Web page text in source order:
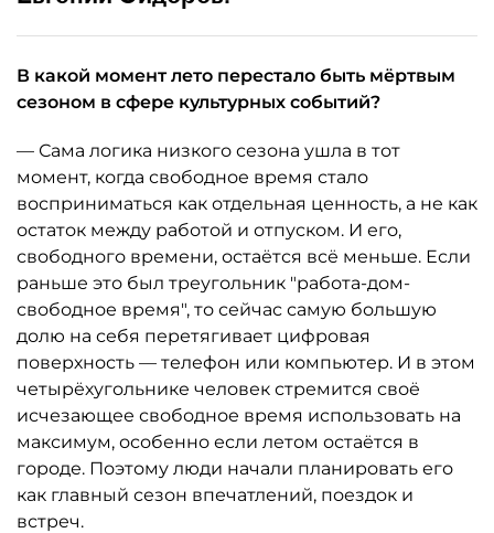
В какой момент лето перестало быть мёртвым
сезоном в сфере культурных событий?
— Сама логика низкого сезона ушла в тот
момент, когда свободное время стало
восприниматься как отдельная ценность, а не как
остаток между работой и отпуском. И его,
свободного времени, остаётся всё меньше. Если
раньше это был треугольник "работа-дом-
свободное время", то сейчас самую большую
долю на себя перетягивает цифровая
поверхность — телефон или компьютер. И в этом
четырёхугольнике человек стремится своё
исчезающее свободное время использовать на
максимум, особенно если летом остаётся в
городе. Поэтому люди начали планировать его
как главный сезон впечатлений, поездок и
встреч.